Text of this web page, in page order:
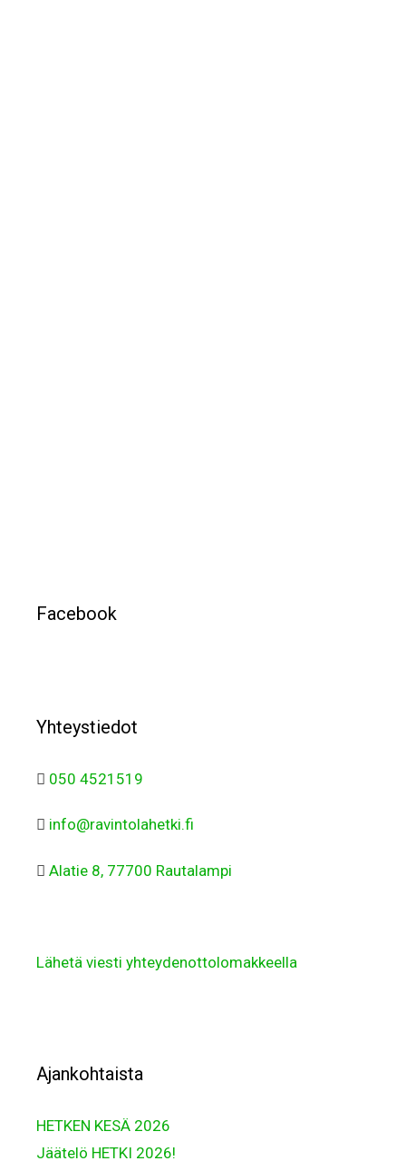
Facebook
Yhteystiedot
050 4521519
info@ravintolahetki.fi
Alatie 8, 77700 Rautalampi
Lähetä viesti yhteydenottolomakkeella
Ajankohtaista
HETKEN KESÄ 2026
Jäätelö HETKI 2026!